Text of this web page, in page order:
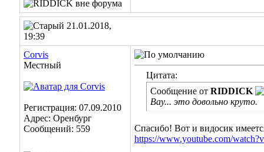
21.01.2018,
19:39
Corvis
Местный
Регистрация: 07.09.2010
Адрес: Оренбург
Сообщений: 559
Цитата:
Сообщение от RIDDICK
Вау... это довольно круто.
Спасибо! Вот и видосик
https://www.youtube.com/